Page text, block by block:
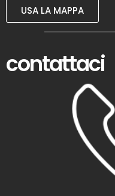
USA LA MAPPA
contattaci